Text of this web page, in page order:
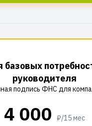
базовых
руководителя
подпись ФНС для
4 000 ₽/15 мес